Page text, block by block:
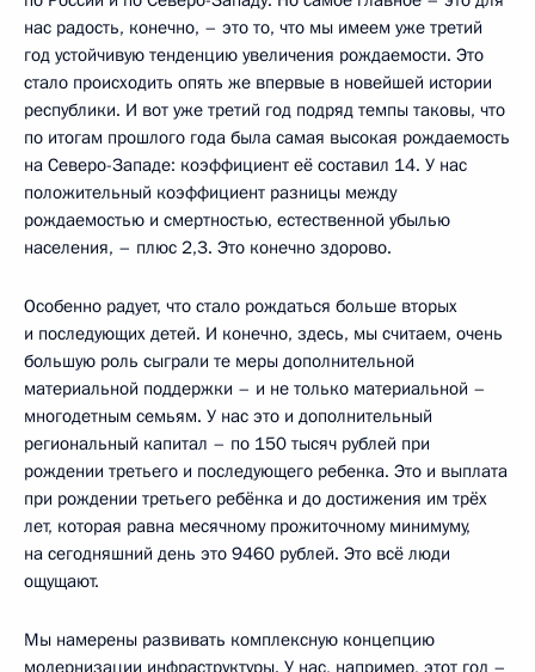
нас радость, конечно, – это то, что мы имеем уже третий
год устойчивую тенденцию увеличения рождаемости. Это
стало происходить опять же впервые в новейшей истории
республики. И вот уже третий год подряд темпы таковы, что
по итогам прошлого года была самая высокая рождаемость
на Северо-Западе: коэффициент её составил 14. У нас
положительный коэффициент разницы между
рождаемостью и смертностью, естественной убылью
населения, – плюс 2,3. Это конечно здорово.
Особенно радует, что стало рождаться больше вторых
и последующих детей. И конечно, здесь, мы считаем, очень
большую роль сыграли те меры дополнительной
материальной поддержки – и не только материальной –
многодетным семьям. У нас это и дополнительный
региональный капитал – по 150 тысяч рублей при
рождении третьего и последующего ребенка. Это и выплата
при рождении третьего ребёнка и до достижения им трёх
лет, которая равна месячному прожиточному минимуму,
на сегодняшний день это 9460 рублей. Это всё люди
ощущают.
Мы намерены развивать комплексную концепцию
модернизации инфраструктуры. У нас, например, этот год –